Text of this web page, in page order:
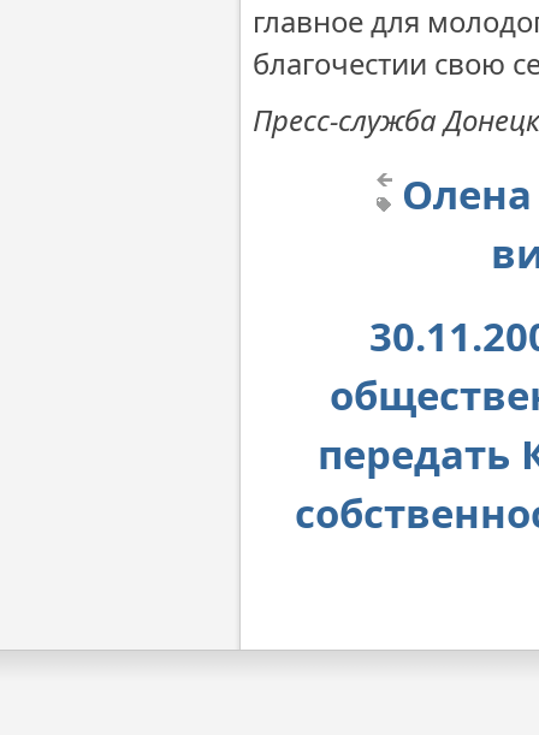
главное для
благочестии свою
Пресс-служба
передать